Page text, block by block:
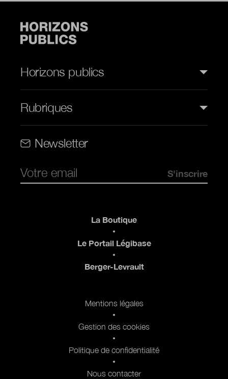
Horizons publics
Rubriques
Newsletter
La Boutique
Le Portail Légibase
Berger-Levrault
Mentions légales
Gestion des cookies
Politique de confidentialité
Nous contacter